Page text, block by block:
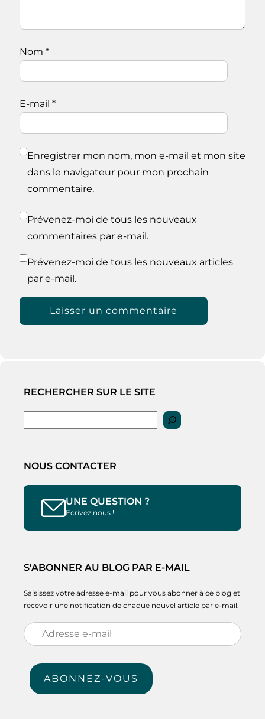
Nom *
E-mail *
Enregistrer mon nom, mon e-mail et mon site
dans le navigateur pour mon prochain
commentaire.
Prévenez-moi de tous les nouveaux
commentaires par e-mail.
Prévenez-moi de tous les nouveaux articles
par e-mail.
RECHERCHER SUR LE SITE
NOUS CONTACTER
UNE QUESTION ?
Ecrivez nous !
S'ABONNER AU BLOG PAR E-MAIL
Saisissez votre adresse e-mail pour vous abonner à ce blog et
recevoir une notification de chaque nouvel article par e-mail.
Adresse
e-
mail
ABONNEZ-VOUS